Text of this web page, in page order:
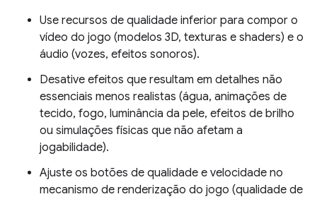
Use recursos de qualidade inferior para compor o
vídeo do jogo (modelos 3D, texturas e shaders) e o
áudio (vozes, efeitos sonoros).
Desative efeitos que resultam em detalhes não
essenciais menos realistas (água, animações de
tecido, fogo, luminância da pele, efeitos de brilho
ou simulações físicas que não afetam a
jogabilidade).
Ajuste os botões de qualidade e velocidade no
mecanismo de renderização do jogo (qualidade de